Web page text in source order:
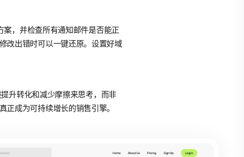
，并检查所有通知邮件是否能正
改出错时可以一键还原。设置好域
升转化和减少摩擦来思考，而非
正成为可持续增长的销售引擎。